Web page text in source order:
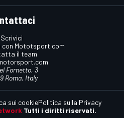
Scrivici
con Mototsport.com
il team
Fornetto, 3
Roma, Italy
Tutti i diritti riservati.
sui cookiePolitica sulla Privacy